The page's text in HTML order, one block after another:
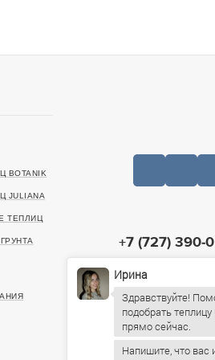
BOTANIK
JULIANA
ТЕПЛИЦ
+7 (727) 390-
20499, г. Алматы,
ИНН:
Пн-Пт: 09:00 –
Сб: 10:00 – 16:00,
предварительному
Ирина
Здравствуйте!
подобрать теплицу
прямо сейчас.